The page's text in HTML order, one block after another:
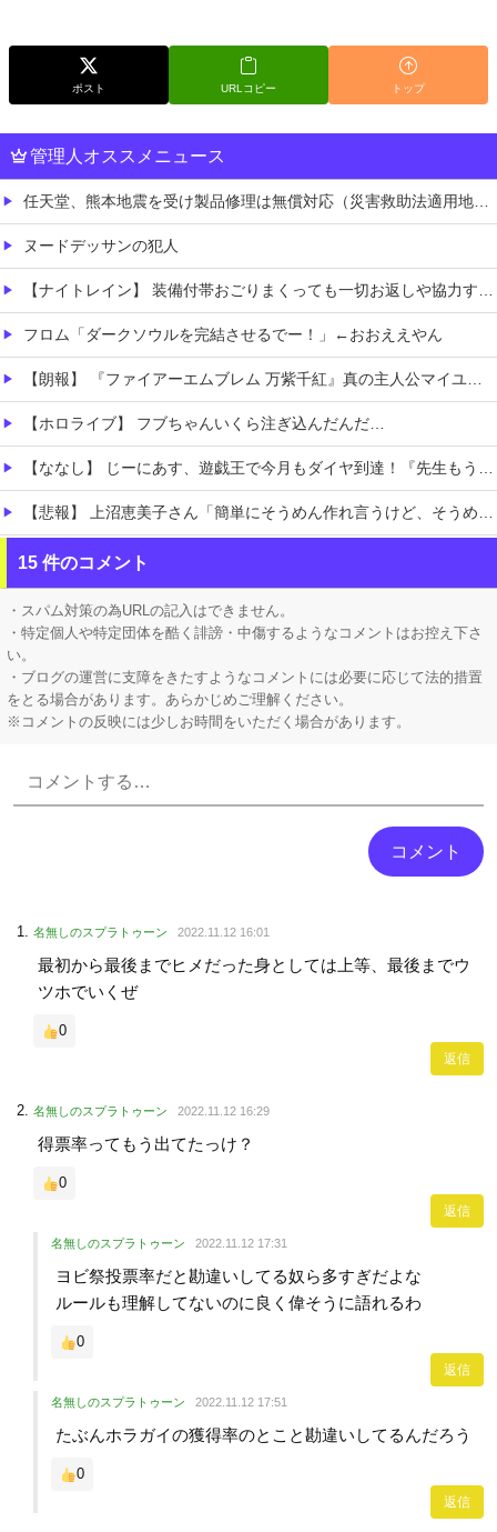
ポスト URLコピー トップ
管理人オススメニュース
任天堂、熊本地震を受け製品修理は無償対応（災害救助法適用地域）
ヌードデッサンの犯人
【ナイトレイン】 装備付帯おごりまくっても一切お返しや協力する気がないプレイヤーいるけど…
フロム「ダークソウルを完結させるでー！」←おおええやん
【朗報】 『ファイアーエムブレム 万紫千紅』真の主人公マイユニはキャラメイクが可能
【ホロライブ】 フブちゃんいくら注ぎ込んだんだ…
【ななし】 じーにあす、遊戯王で今月もダイヤ到達！『先生もう笑うしかなくなっとりますやん』『とんでもないバケモンを産み出してしまった』
【悲報】 上沼恵美子さん「簡単にそうめん作れ言うけど、そうめん作りて地獄なんよ」
職場の人妻と不倫をして、ついに、、、
このパソコン買おうか迷ってるから背中を刺してくれｗｗｗ
15 件のコメント
・スパム対策の為URLの記入はできません。
・特定個人や特定団体を酷く誹謗・中傷するようなコメントはお控え下さ
い。
・ブログの運営に支障をきたすようなコメントには必要に応じて法的措置
をとる場合があります。あらかじめご理解ください。
※コメントの反映には少しお時間をいただく場合があります。
名無しのスプラトゥーン 2022.11.12 16:01
最初から最後までヒメだった身としては上等、最後までウ
ツホでいくぜ
0
返信
名無しのスプラトゥーン 2022.11.12 16:29
得票率ってもう出てたっけ？
0
返信
名無しのスプラトゥーン 2022.11.12 17:31
ヨビ祭投票率だと勘違いしてる奴ら多すぎだよな
ルールも理解してないのに良く偉そうに語れるわ
0
返信
名無しのスプラトゥーン 2022.11.12 17:51
たぶんホラガイの獲得率のとこと勘違いしてるんだろう
0
返信